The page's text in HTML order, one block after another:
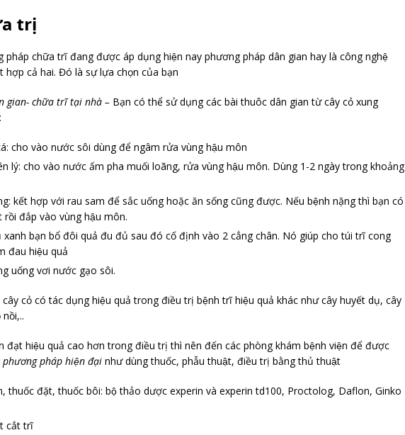
trị
pháp chữa trĩ đang được áp dụng hiện nay phương pháp dân gian hay là công nghệ
hợp cả hai. Đó là sự lựa chọn của bạn
gian- chữa trĩ tại nhà – Bạn có thể sử dụng các bài thuôc dân gian từ cây cỏ xung
cho vào nước sôi dùng để ngâm rửa vùng hậu môn
lý: cho vào nước ấm pha muối loãng, rửa vùng hậu môn. Dùng 1-2 ngày trong khoảng
kết hợp với rau sam để sắc uống hoặc ăn sống cũng được. Nếu bệnh nặng thì bạn có
rồi đắp vào vùng hậu môn.
xanh bạn bổ đôi quả đu đủ sau đó cố định vào 2 cẳng chân. Nó giúp cho túi trĩ cong
đau hiệu quả
uống vơi nước gạo sôi.
cỏ có tác dụng hiệu quả trong điều trị bệnh trĩ hiệu quả khác như cây huyết dụ, cây
đạt hiệu quả cao hơn trong điều trị thì nên đến các phòng khám bệnh viện để được
phương pháp hiện đại như dùng thuốc, phẫu thuật, điều trị bằng thủ thuật
thuốc đặt, thuốc bôi: bộ thảo dược experin và experin td100, Proctolog, Daflon, Ginko
cắt trĩ